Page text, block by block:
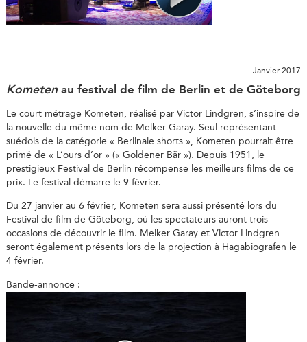
Janvier 2017
Kometenau festival de film de Berlin et de Göteborg
Le court métrage Kometen, réalisé par Victor Lindgren, s’inspire de
la nouvelle du même nom de Melker Garay. Seul représentant
suédois de la catégorie « Berlinale shorts », Kometen pourrait être
primé de « L’ours d’or » (« Goldener Bär »). Depuis 1951, le
prestigieux Festival de Berlin récompense les meilleurs films de ce
prix. Le festival démarre le 9 février.
Du 27 janvier au 6 février, Kometen sera aussi présenté lors du
Festival de film de Göteborg, où les spectateurs auront trois
occasions de découvrir le film. Melker Garay et Victor Lindgren
seront également présents lors de la projection à Hagabiografen le
4 février.
Bande-annonce :